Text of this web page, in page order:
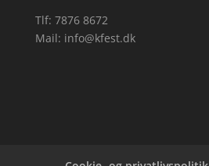
Tlf: 7876 8672
Mail: info@kfest.dk